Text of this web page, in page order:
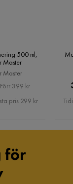
1
500 ml,
Master
Master
Pris
Original
Pris
Förr 399 kr
pris 299 kr
för